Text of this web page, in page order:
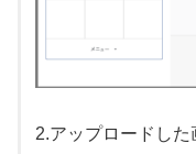
2.アップロードし